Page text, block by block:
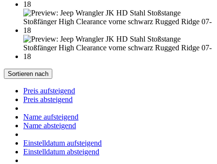
Sortieren nach
Preis aufsteigend
Preis absteigend
Name aufsteigend
Name absteigend
Einstelldatum aufsteigend
Einstelldatum absteigend